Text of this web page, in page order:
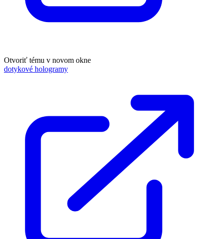
Otvoriť tému v novom okne
dotykové hologramy